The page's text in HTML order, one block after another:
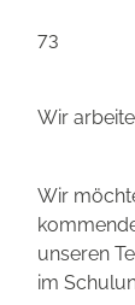
73
Wir
Wir
unseren
im